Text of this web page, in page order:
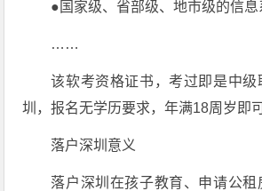
●国家级、省部级、地市级的信息
……
该软考资格证书，考过即是中级
圳，报名无学历要求，年满18周岁即
落户深圳意义
落户深圳在孩子教育、申请公